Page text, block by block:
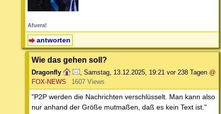
Afuera!
antworten
Wie das gehen soll?
Dragonfly Samstag, 13.12.2025, 19:21 vor 238 Tagen @
FOX-NEWS
1607 Views
"P2P werden die Nachrichten verschlüsselt. Man kann also
nur anhand der Größe mutmaßen, daß es kein Text ist."